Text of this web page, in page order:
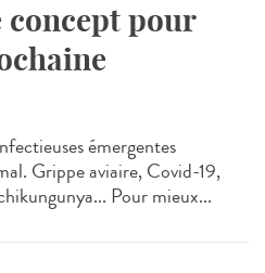
concept pour
émergentes
Grippe aviaire, Covid-19,
Pour mieux...